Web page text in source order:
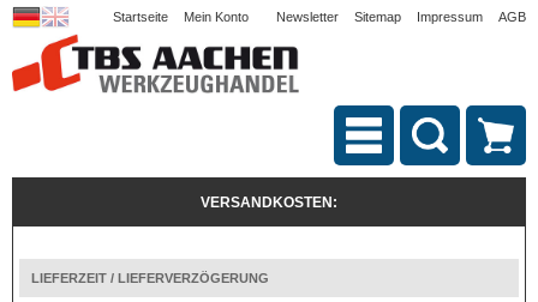
Startseite Mein Konto Newsletter Sitemap Impressum AGB
VERSANDKOSTEN:
LIEFERZEIT / LIEFERVERZÖGERUNG